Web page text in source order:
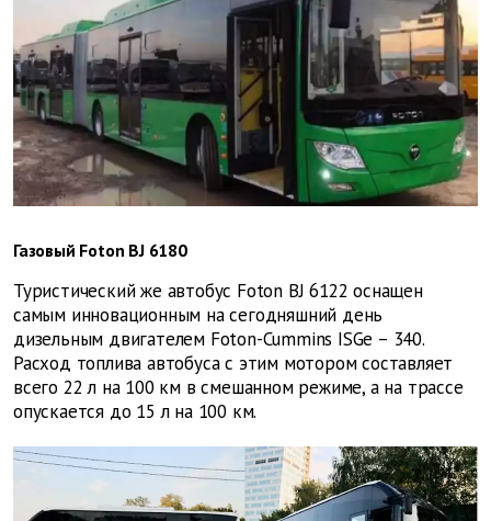
Газовый Foton BJ 6180
Туристический же автобус Foton BJ 6122 оснащен
самым инновационным на сегодняшний день
дизельным двигателем Foton-Cummins ISGe – 340.
Расход топлива автобуса с этим мотором составляет
всего 22 л на 100 км в смешанном режиме, а на трассе
опускается до 15 л на 100 км.